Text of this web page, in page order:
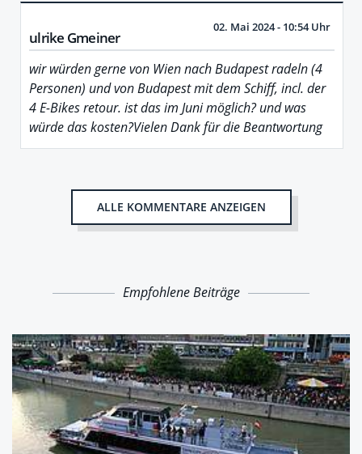
ulrike Gmeiner
02. Mai 2024 - 10:54 Uhr
wir würden gerne von Wien nach Budapest radeln (4
Personen) und von Budapest mit dem Schiff, incl. der
4 E-Bikes retour. ist das im Juni möglich? und was
würde das kosten?Vielen Dank für die Beantwortung
ALLE KOMMENTARE ANZEIGEN
Empfohlene Beiträge